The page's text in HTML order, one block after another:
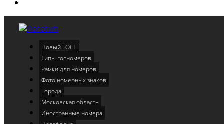
Меню
Новый ГОСТ
Типы госномеров
Рамки для номеров
Фото номерных знаков
Города
Московская область
Иностранные номера